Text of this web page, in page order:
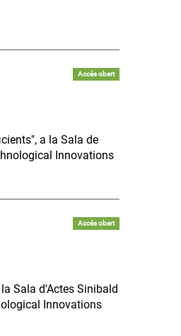
Accés obert
a la Sala de
Innovations
Accés obert
Sala d'Actes Sinibald
Innovations